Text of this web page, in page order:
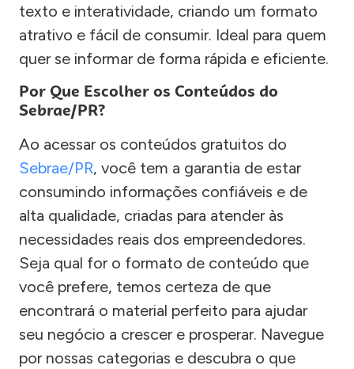
texto e interatividade, criando um formato
atrativo e fácil de consumir. Ideal para quem
quer se informar de forma rápida e eficiente.
Por Que Escolher os Conteúdos do
Sebrae/PR?
Ao acessar os conteúdos gratuitos do
Sebrae/PR, você tem a garantia de estar
consumindo informações confiáveis e de
alta qualidade, criadas para atender às
necessidades reais dos empreendedores.
Seja qual for o formato de conteúdo que
você prefere, temos certeza de que
encontrará o material perfeito para ajudar
seu negócio a crescer e prosperar. Navegue
por nossas categorias e descubra o que